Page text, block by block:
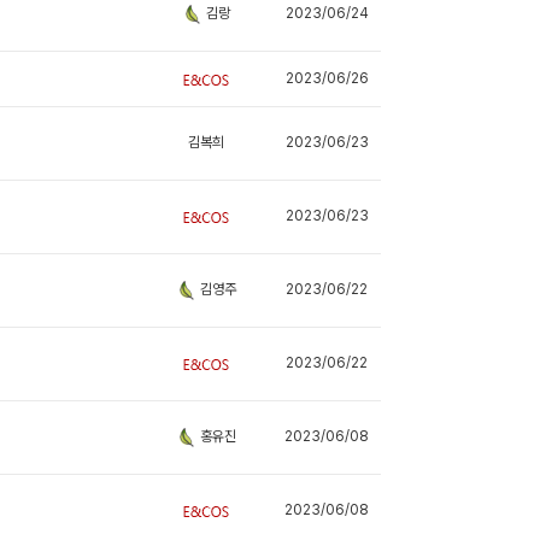
김랑 2023/06/24
2023/06/26
김복희 2023/06/23
2023/06/23
김영주 2023/06/22
2023/06/22
홍유진 2023/06/08
2023/06/08